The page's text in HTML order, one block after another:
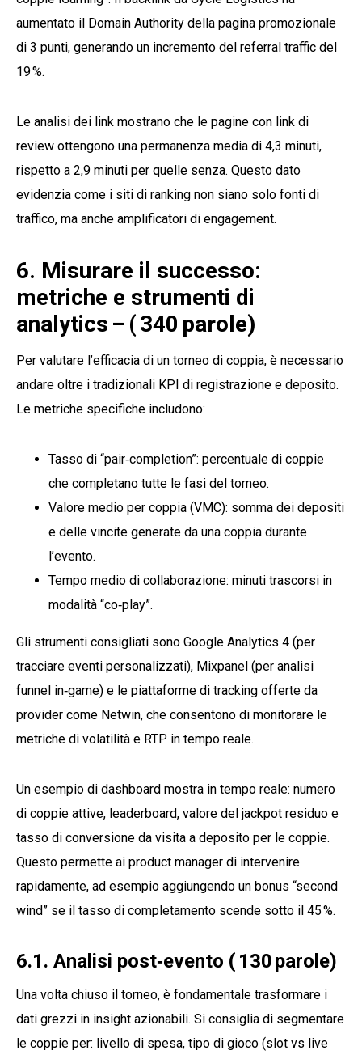
aumentato il Domain Authority della pagina promozionale
di 3 punti, generando un incremento del referral traffic del
19 %.
Le analisi dei link mostrano che le pagine con link di
review ottengono una permanenza media di 4,3 minuti,
rispetto a 2,9 minuti per quelle senza. Questo dato
evidenzia come i siti di ranking non siano solo fonti di
traffico, ma anche amplificatori di engagement.
6. Misurare il successo:
metriche e strumenti di
analytics – ( 340 parole)
Per valutare l’efficacia di un torneo di coppia, è necessario
andare oltre i tradizionali KPI di registrazione e deposito.
Le metriche specifiche includono:
Tasso di “pair‑completion”: percentuale di coppie
che completano tutte le fasi del torneo.
Valore medio per coppia (VMC): somma dei depositi
e delle vincite generate da una coppia durante
l’evento.
Tempo medio di collaborazione: minuti trascorsi in
modalità “co‑play”.
Gli strumenti consigliati sono Google Analytics 4 (per
tracciare eventi personalizzati), Mixpanel (per analisi
funnel in‑game) e le piattaforme di tracking offerte da
provider come Netwin, che consentono di monitorare le
metriche di volatilità e RTP in tempo reale.
Un esempio di dashboard mostra in tempo reale: numero
di coppie attive, leaderboard, valore del jackpot residuo e
tasso di conversione da visita a deposito per le coppie.
Questo permette ai product manager di intervenire
rapidamente, ad esempio aggiungendo un bonus “second
wind” se il tasso di completamento scende sotto il 45 %.
6.1. Analisi post‑evento ( 130 parole)
Una volta chiuso il torneo, è fondamentale trasformare i
dati grezzi in insight azionabili. Si consiglia di segmentare
le coppie per: livello di spesa, tipo di gioco (slot vs live